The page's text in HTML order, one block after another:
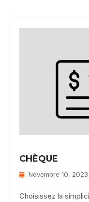
CHÈQUE
Novembre 10, 2023
Choisissez la